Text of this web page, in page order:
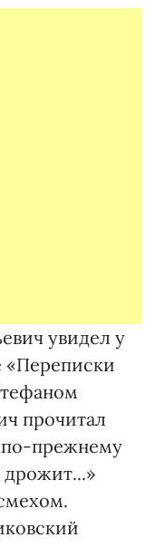
увидел у
«Переписки
прочитал
по-прежнему